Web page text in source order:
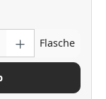
oder benutze die
Flasche